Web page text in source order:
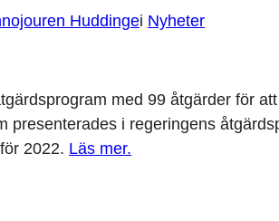
Huddingei Nyheter
med 99 åtgärder för
presenterades i regeringens
2022. Läs mer.